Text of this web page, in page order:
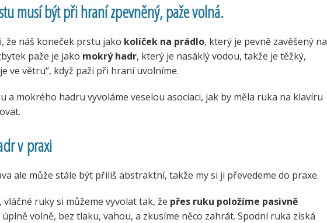
musí být při hraní zpevněný, paže volná.
že náš koneček prstu jako kolíček na prádlo, který je pevně zavěšený na
paže je jako mokrý hadr, který je nasáklý vodou, takže je těžký,
ve větru“, když paži při hraní uvolníme.
a mokrého hadru vyvoláme veselou asociaci, jak by měla ruka na klavíru
v praxi
ale může stále být příliš abstraktní, takže my si ji převedeme do praxe.
vláčné ruky si můžeme vyvolat tak, že přes ruku položíme pasivně
úplně volně, bez tlaku, vahou, a zkusíme něco zahrát. Spodní ruka získá